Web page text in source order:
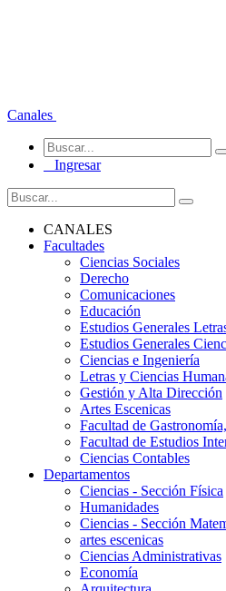
Canales
Ingresar
CANALES
Facultades
Ciencias Sociales
Derecho
Comunicaciones
Educación
Estudios Generales
Estudios Generales
Ciencias e Ingeniería
Letras y Ciencias
Gestión y Alta Dirección
Artes Escenicas
Facultad de
Facultad de Estudios
Ciencias Contables
Departamentos
Ciencias - Sección Física
Humanidades
Ciencias - Sección
artes escenicas
Ciencias Administrativas
Economía